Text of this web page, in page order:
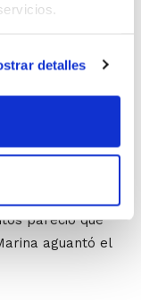
detalles
tras
muy
en la
de 20 puntos
pareció que
aguantó el